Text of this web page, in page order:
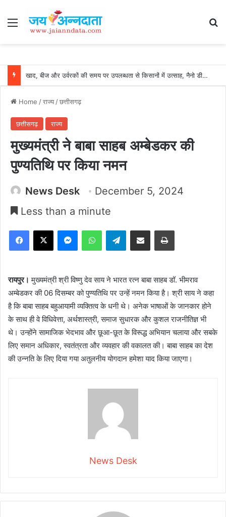
Menu
खाद, बीज और उर्वरकों की समय पर उपलब्धता से किसानों में उत्साह, नैनो डीएपी और नैनो यूरिया बने किसानों के भरोसेमंद कृषि साथी…..
Home /राज्य/छत्तीसगढ़
छत्तीसगढ़ राज्य
मुख्यमंत्री ने बाबा साहब अम्बेडकर की
पुण्यतिथि पर किया नमन
News Desk
December 5, 2024
Less than a minute
Facebook
X MessengerWhatsAppTelegramShare via Email Print
रायपुर। मुख्यमंत्री श्री विष्णु देव साय ने भारत रत्न बाबा साहब डॉ. भीमराव
अम्बेडकर की 06 दिसम्बर को पुण्यतिथि पर उन्हें नमन किया है। श्री साय ने कहा
है कि बाबा साहब बहुआयामी व्यक्तित्व के धनी थे। अनेक भाषाओं के जानकार होने
के साथ ही वे विधिवेत्ता, अर्थशास्त्री, समाज सुधारक और कुशल राजनीतिज्ञ भी
थे। उन्होंने सामाजिक भेदभाव और छूआ-छूत के विरूद्ध अभियान चलाया और सबके
लिए समान अधिकार, स्वतंत्रता और व्यवहार की वकालत की। बाबा साहब का देश
की उन्नति के लिए दिया गया अतुलनीय योगदान हमेशा याद किया जाएगा।
News Desk